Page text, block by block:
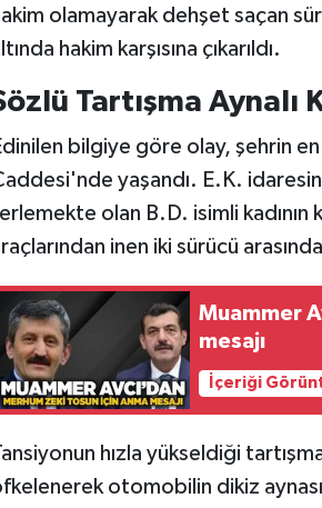
olamayarak dehşet saçan
hakim karşısına çıkarıldı.
Tartışma Aynalı
bilgiye göre olay, şehrin
yaşandı. E.K.
olan B.D. isimli kadının
inen iki sürücü
Muammer
mesajı
İçeriği
hızla yükseldiği
otomobilin dikiz